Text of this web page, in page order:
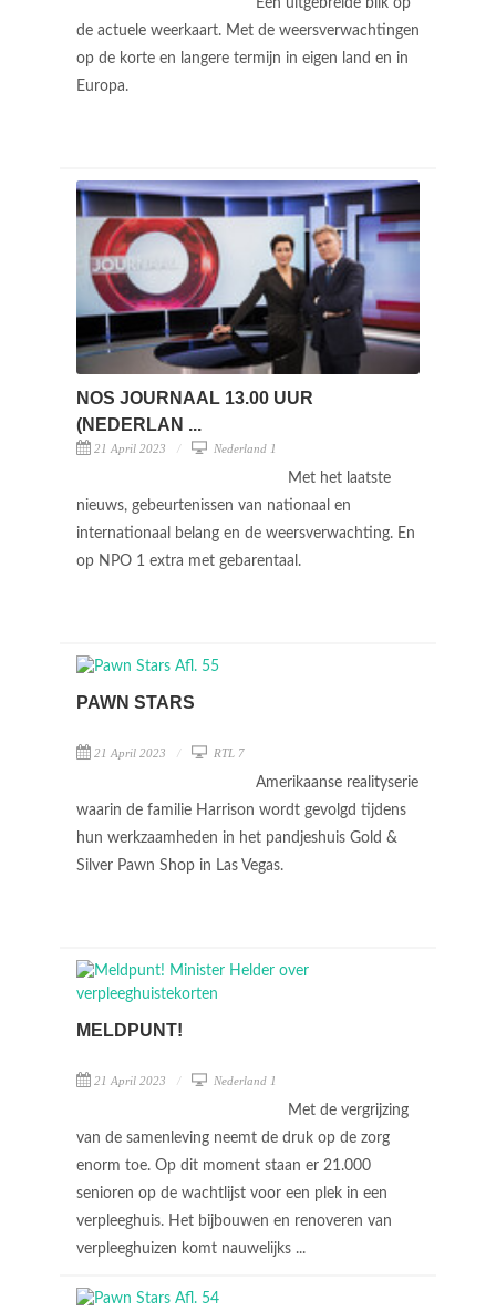
Een uitgebreide blik op
de actuele weerkaart. Met de weersverwachtingen
op de korte en langere termijn in eigen land en in
Europa.
NOS JOURNAAL 13.00 UUR
(NEDERLAN ...
21 April 2023 Nederland 1
Met het laatste
nieuws, gebeurtenissen van nationaal en
internationaal belang en de weersverwachting. En
op NPO 1 extra met gebarentaal.
PAWN STARS
21 April 2023 RTL 7
Amerikaanse realityserie
waarin de familie Harrison wordt gevolgd tijdens
hun werkzaamheden in het pandjeshuis Gold &
Silver Pawn Shop in Las Vegas.
MELDPUNT!
21 April 2023 Nederland 1
Met de vergrijzing
van de samenleving neemt de druk op de zorg
enorm toe. Op dit moment staan er 21.000
senioren op de wachtlijst voor een plek in een
verpleeghuis. Het bijbouwen en renoveren van
verpleeghuizen komt nauwelijks ...